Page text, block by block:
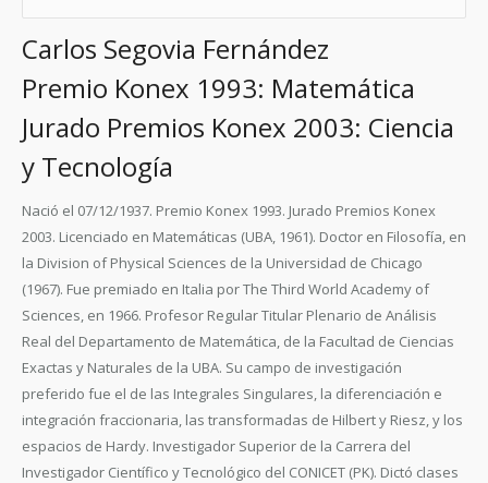
Carlos Segovia Fernández
Premio Konex 1993: Matemática
Jurado Premios Konex 2003: Ciencia
y Tecnología
Nació el 07/12/1937. Premio Konex 1993. Jurado Premios Konex
2003. Licenciado en Matemáticas (UBA, 1961). Doctor en Filosofía, en
la Division of Physical Sciences de la Universidad de Chicago
(1967). Fue premiado en Italia por The Third World Academy of
Sciences, en 1966. Profesor Regular Titular Plenario de Análisis
Real del Departamento de Matemática, de la Facultad de Ciencias
Exactas y Naturales de la UBA. Su campo de investigación
preferido fue el de las Integrales Singulares, la diferenciación e
integración fraccionaria, las transformadas de Hilbert y Riesz, y los
espacios de Hardy. Investigador Superior de la Carrera del
Investigador Científico y Tecnológico del CONICET (PK). Dictó clases